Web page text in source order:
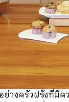
งครัวฝรั่งที่มี